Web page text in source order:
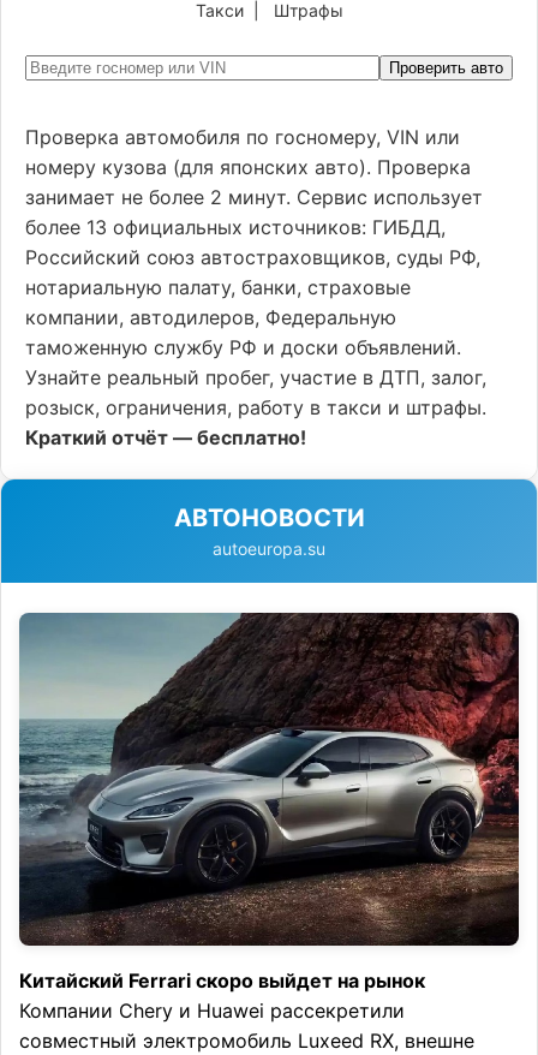
Такси| Штрафы
Проверить авто
Проверка автомобиля по госномеру, VIN или
номеру кузова (для японских авто). Проверка
занимает не более 2 минут. Сервис использует
более 13 официальных источников: ГИБДД,
Российский союз автостраховщиков, суды РФ,
нотариальную палату, банки, страховые
компании, автодилеров, Федеральную
таможенную службу РФ и доски объявлений.
Узнайте реальный пробег, участие в ДТП, залог,
розыск, ограничения, работу в такси и штрафы.
Краткий отчёт — бесплатно!
АВТОНОВОСТИ
autoeuropa.su
Китайский Ferrari скоро выйдет на рынок
Компании Chery и Huawei рассекретили
совместный электромобиль Luxeed RX, внешне